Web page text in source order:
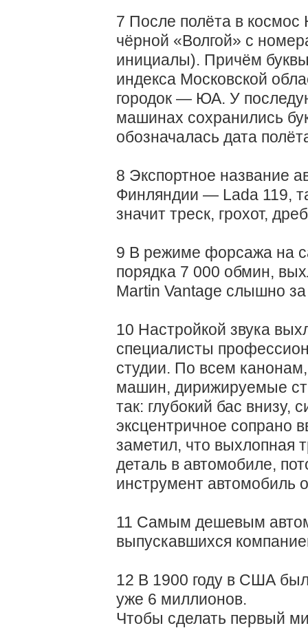
7 После полёта в
чёрной «Волгой» с
инициалы). Причём
индекса Московской
городок — ЮА. У
машинах сохранились
обозначалась дата
8 Экспортное название
Финляндии — Lada 119,
значит треск, грохот,
9 В режиме форсажа на
порядка 7 000 обмин,
Martin Vantage слышно
10 Настройкой звука
специалисты
студии. По всем
машин, дирижируемые
так: глубокий бас внизу,
эксцентричное сопрано
заметил, что выхлопная
деталь в автомобиле,
инструмент автомобиль
11 Самым дешевым
выпускавшихся
12 В 1900 году в США
уже 6 миллионов.
Чтобы сделать первый